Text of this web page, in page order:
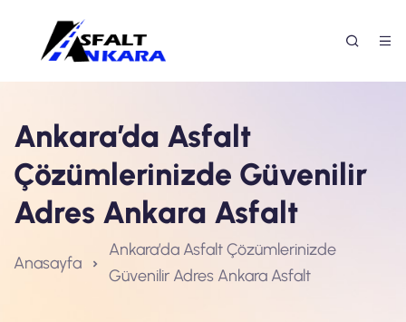
Ankara’da Asfalt
Çözümlerinizde Güvenilir
Adres Ankara Asfalt
Anasayfa
Ankara’da Asfalt Çözümlerinizde
Güvenilir Adres Ankara Asfalt